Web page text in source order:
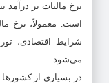
نرخ مالیات بر درآمد
است. معمولاً، نرخ
شرایط اقتصادی،
می‌شود.
در بسیاری از کشورها